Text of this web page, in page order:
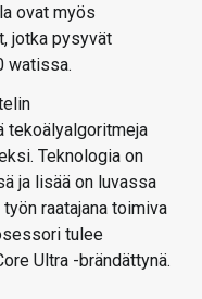
ovat myös
jotka pysyvät
watissa.
tekoälyalgoritmeja
Teknologia on
ja lisää on luvassa
raatajana toimiva
tulee
Ultra -brändättynä.